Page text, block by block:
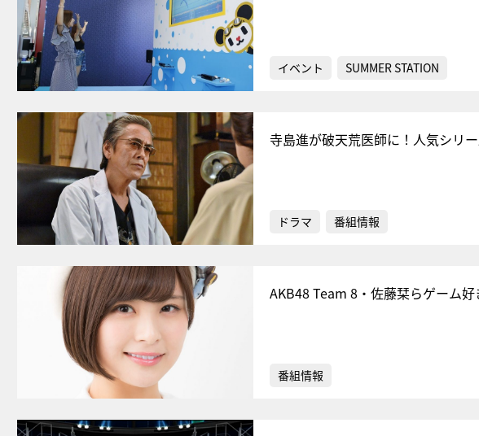
イベント SUMMER STATION
寺島進が破天荒医師に！人気シリ
ドラマ 番組情報
AKB48 Team 8・佐藤栞らゲーム
番組情報